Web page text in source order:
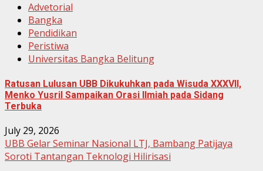
Advetorial
Bangka
Pendidikan
Peristiwa
Universitas Bangka Belitung
Ratusan Lulusan UBB Dikukuhkan pada Wisuda XXXVII,
Menko Yusril Sampaikan Orasi Ilmiah pada Sidang
Terbuka
July 29, 2026
UBB Gelar Seminar Nasional LTJ, Bambang Patijaya
Soroti Tantangan Teknologi Hilirisasi